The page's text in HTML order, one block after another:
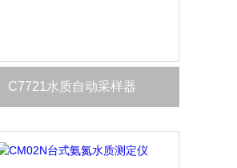
C7721水质自动采样器